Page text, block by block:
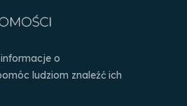
o
ludziom znaleźć ich